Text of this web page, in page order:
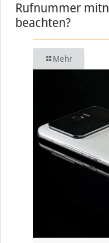
Rufnummer
beachten?
Mehr